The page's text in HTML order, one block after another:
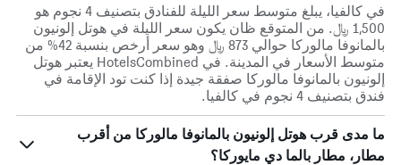
في كالفيا، يبلغ متوسط ​​سعر الليلة للفنادق بتصنيف 4 نجوم هو
1,500 ﷼. من المتوقع ظان يكون سعر الليلة في هوتل إلونيون
بالمانوفا مالوركا حوالي 873 ﷼ وهو سعر أرخص بنسبة 42% من
متوسط الأسعار في المدينة. في HotelsCombined يعتبر هوتل
إلونيون بالمانوفا مالوركا صفقة جيدة إذا كنت تود الإقامة في
فندق بتصنيف 4 نجوم في كالفيا.
ما مدى قرب هوتل إلونيون بالمانوفا مالوركا من أقرب
مطار، مطار بالما دي مايوركا؟